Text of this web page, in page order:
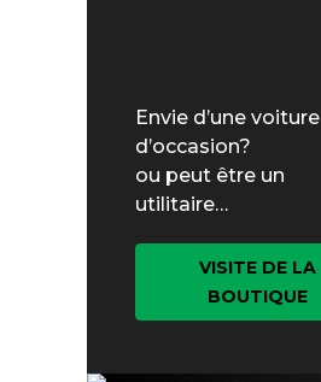
Envie d’une voiture
d’occasion?
ou peut être un
utilitaire…
VISITE DE LA
BOUTIQUE